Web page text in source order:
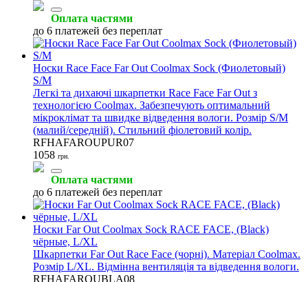
Оплата частями
до 6 платежей без переплат
Носки Race Face Far Out Coolmax Sock (Фиолетовый)
S/M
Легкі та дихаючі шкарпетки Race Face Far Out з
технологією Coolmax. Забезпечують оптимальний
мікроклімат та швидке відведення вологи. Розмір S/M
(малий/середній). Стильний фіолетовий колір.
RFHAFAROUPUR07
1058 грн.
Оплата частями
до 6 платежей без переплат
Носки Far Out Coolmax Sock RACE FACE, (Black)
чёрные, L/XL
Шкарпетки Far Out Race Face (чорні). Матеріал Coolmax.
Розмір L/XL. Відмінна вентиляція та відведення вологи.
RFHAFAROUBLA08